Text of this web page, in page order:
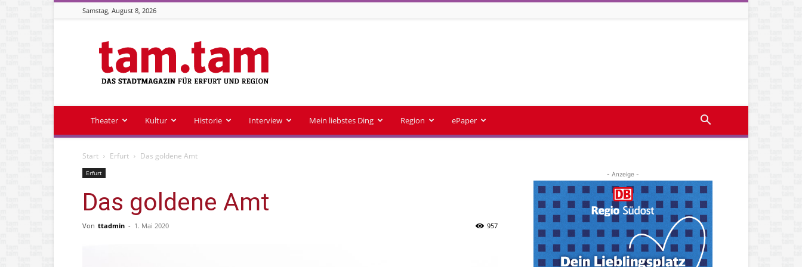
Samstag, August 8, 2026
Stadtmagazin
tam.tam
Theater Kultur Historie Interview Mein liebstes Ding Region ePaper
Start Erfurt Das goldene Amt
Erfurt
Das goldene Amt
Von ttadmin - 1. Mai 2020 957
- Anzeige -